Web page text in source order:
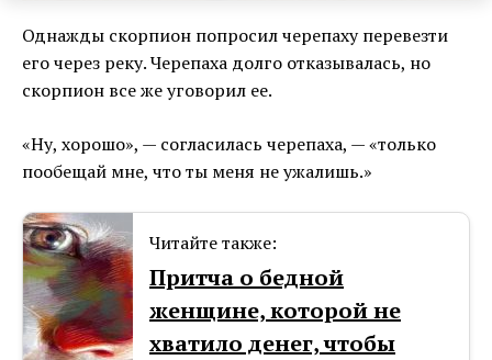
Однажды скорпион попросил черепаху перевезти
его через реку. Черепаха долго отказывалась, но
скорпион все же уговорил ее.
«Ну, хорошо», — согласилась черепаха, — «только
пообещай мне, что ты меня не ужалишь.»
Читайте также:
Притча о бедной
женщине, которой не
хватило денег, чтобы